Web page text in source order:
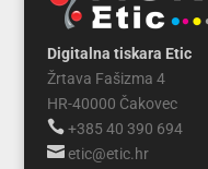
Digitalna tiskara Etic
Žrtava Fašizma 4
HR-40000 Čakovec
+385 40 390 694
etic@etic.hr